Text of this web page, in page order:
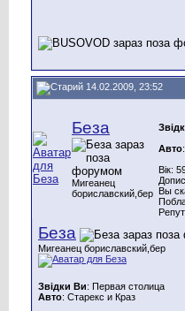
14.02.2009, 23:52
Беза
Мигеанец
бориславский,бер
Авто
Вік:
Вы
Беза
Мигеанец бориславский,бер
Звідки Ви: Первая столица
Авто: Старекс и Краз